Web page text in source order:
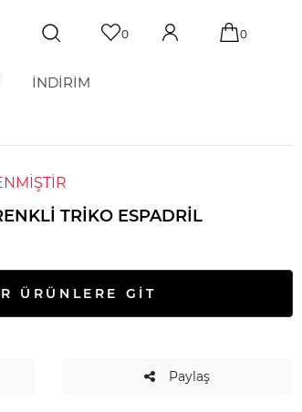
0 0
İNDİRİM
TRIKO ESPADRIL
ÜRÜNLERE GİT
Paylaş